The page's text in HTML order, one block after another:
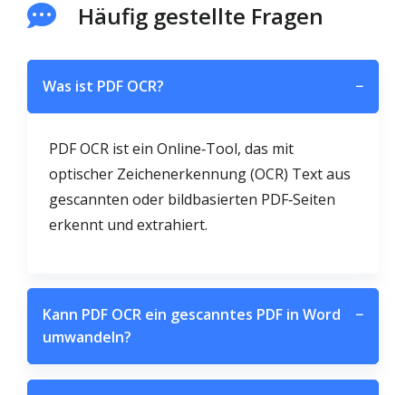
Häufig gestellte Fragen
Was ist PDF OCR? −
PDF OCR ist ein Online‑Tool, das mit
optischer Zeichenerkennung (OCR) Text aus
gescannten oder bildbasierten PDF‑Seiten
erkennt und extrahiert.
Kann PDF OCR ein gescanntes PDF in Word
umwandeln?
−